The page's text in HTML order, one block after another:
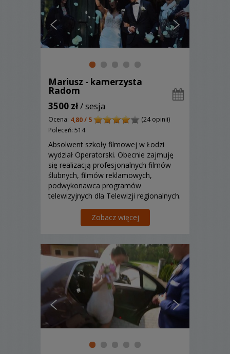
Mariusz - kamerzysta
Radom
3500 zł/ sesja
Ocena: 4,80 / 5
(24 opinii)
Poleceń: 514
Absolwent szkoły filmowej w Łodzi
wydział Operatorski. Obecnie zajmuję
się realizacją profesjonalnych filmów
ślubnych, filmów reklamowych,
podwykonawca programów
telewizyjnych dla Telewizji regionalnych.
kreatywność, co jest gwarantem
wykonania wspaniałej Pamiątki z tak
Zapraszam!...
Zobacz więcej